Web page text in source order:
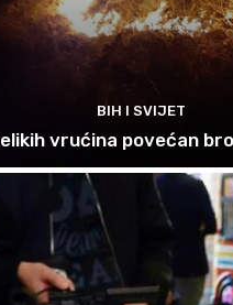
BIH I SVIJET
vrućina povećan